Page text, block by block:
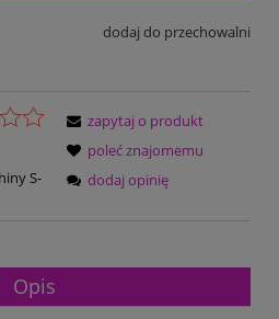
dodaj do przechowalni
S-
zapytaj o produkt
poleć znajomemu
dodaj opinię
Opis